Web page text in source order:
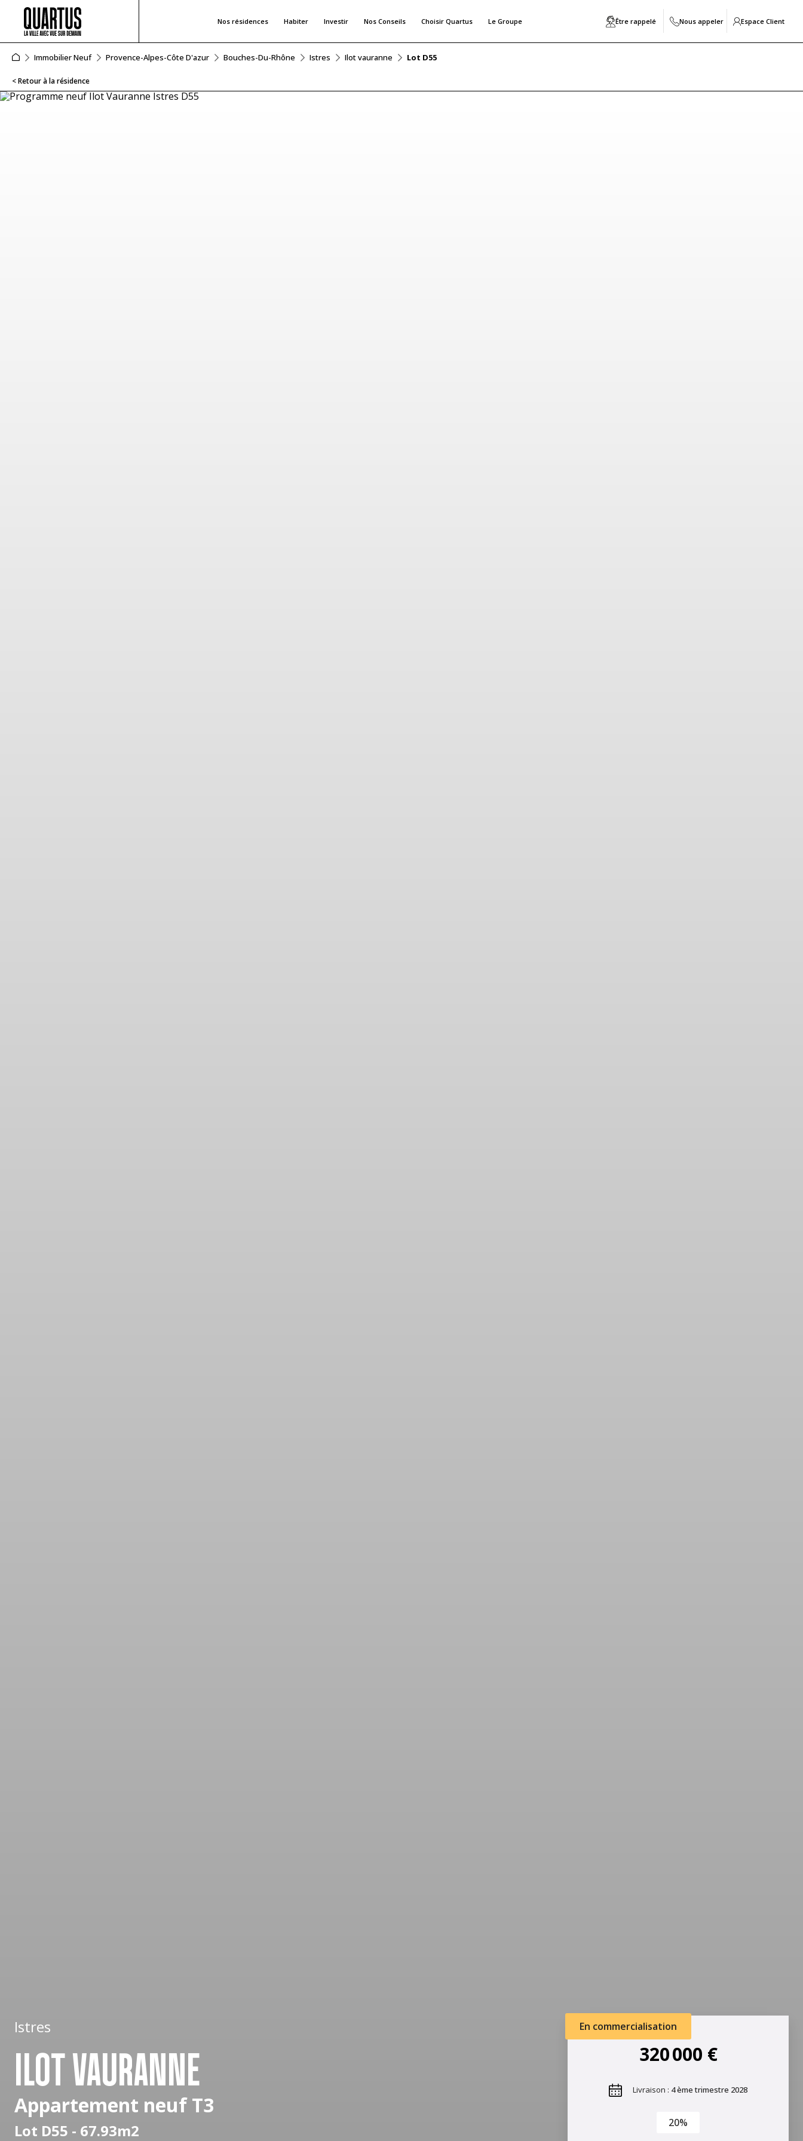
Nos résidences Habiter Investir Nos Conseils Choisir Quartus Le Groupe Être rappelé Nous appeler Espace Client
Immobilier Neuf Provence-Alpes-Côte D'azur Bouches-Du-Rhône Istres Ilot vauranne Lot D55
< Retour à la résidence
Istres
ILOT VAURANNE
Appartement neuf T3
Lot D55 - 67.93m2
En commercialisation
320 000 €
Livraison : 4 ème trimestre 2028
20%